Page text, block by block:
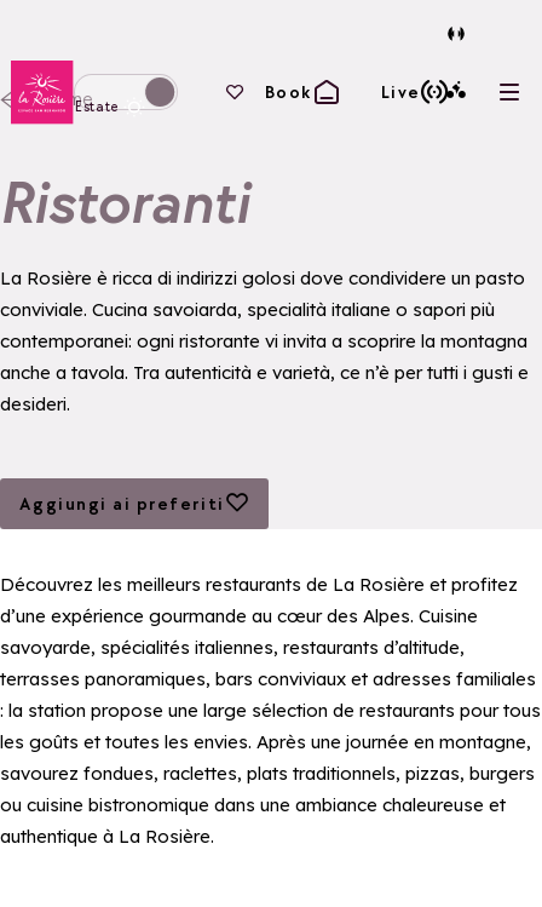
Torna alla home page
Passa alla modalità invernale
Estate
I tuoi preferiti
Book Live
Home
Ristoranti
La Rosière è ricca di indirizzi golosi dove condividere un pasto
conviviale. Cucina savoiarda, specialità italiane o sapori più
contemporanei: ogni ristorante vi invita a scoprire la montagna
anche a tavola. Tra autenticità e varietà, ce n’è per tutti i gusti e
desideri.
Aggiungi ai preferiti
Aggiungi ai preferiti
Découvrez les meilleurs restaurants de La Rosière et profitez
d’une expérience gourmande au cœur des Alpes. Cuisine
savoyarde, spécialités italiennes, restaurants d’altitude,
terrasses panoramiques, bars conviviaux et adresses familiales
: la station propose une large sélection de restaurants pour tous
les goûts et toutes les envies. Après une journée en montagne,
savourez fondues, raclettes, plats traditionnels, pizzas, burgers
ou cuisine bistronomique dans une ambiance chaleureuse et
authentique à La Rosière.